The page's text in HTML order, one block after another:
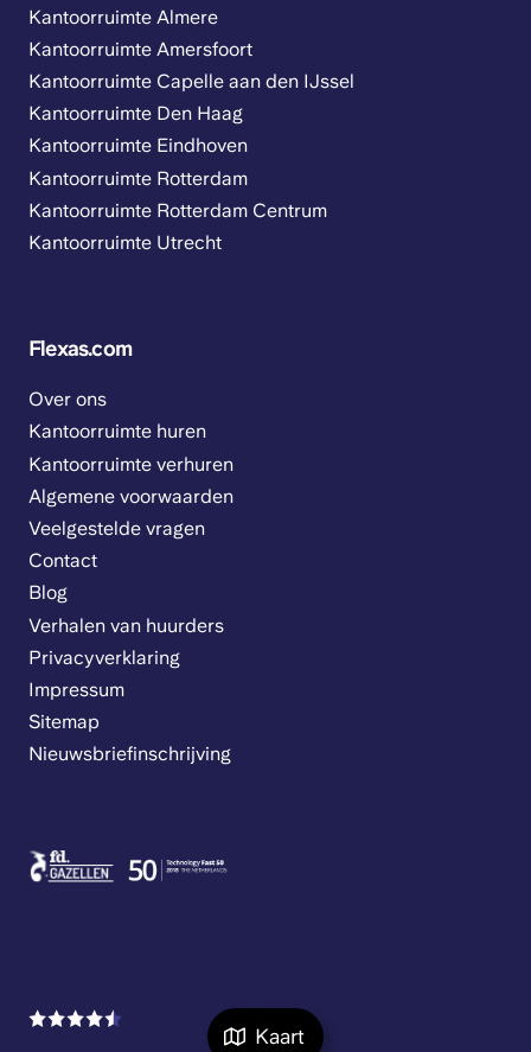
Kaart
Kantoorruimte Almere
Kantoorruimte Amersfoort
Kantoorruimte Capelle aan den IJssel
Kantoorruimte Den Haag
Kantoorruimte Eindhoven
Kantoorruimte Rotterdam
Kantoorruimte Rotterdam Centrum
Kantoorruimte Utrecht
Flexas.com
Over ons
Kantoorruimte huren
Kantoorruimte verhuren
Algemene voorwaarden
Veelgestelde vragen
Contact
Blog
Verhalen van huurders
Privacyverklaring
Impressum
Sitemap
Nieuwsbriefinschrijving